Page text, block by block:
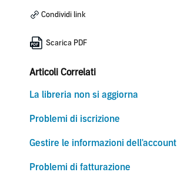
Condividi link
Scarica PDF
Articoli Correlati
La libreria non si aggiorna
Problemi di iscrizione
Gestire le informazioni dell'account
Problemi di fatturazione